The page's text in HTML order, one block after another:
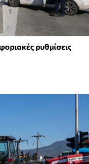
ρυθμίσεις